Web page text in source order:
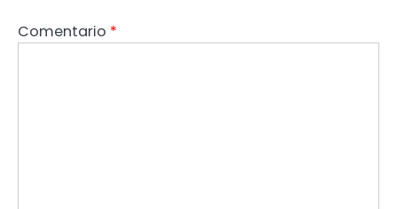
Comentario *